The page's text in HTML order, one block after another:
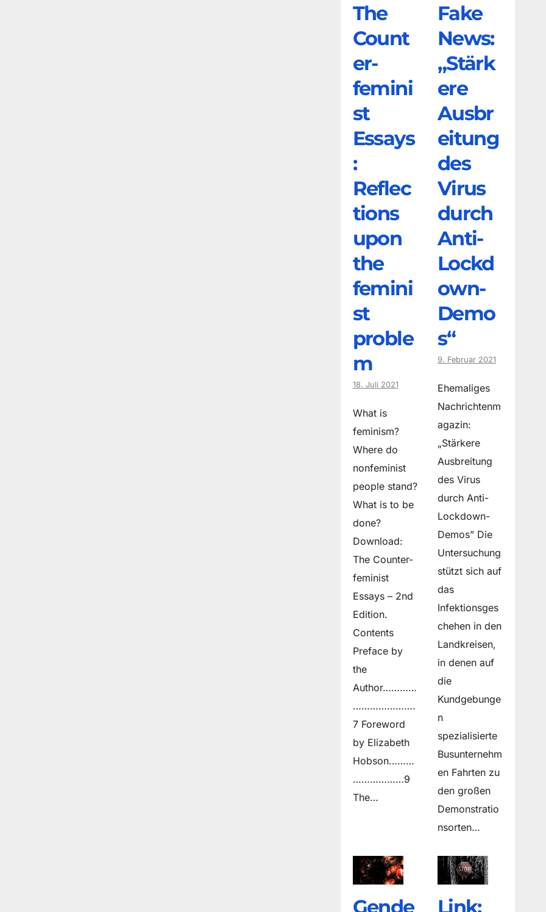
The
Count
er­
femini
st
Essays
:
Reflec
tions
upon
the
femini
st
proble
m
18. Juli 2021
What is
feminism?
Where do
non­feminist
people stand?
What is to be
done?
Download:
The Counter-
feminist
Essays – 2nd
Edition.
Contents
Preface by
the
Author…………
………………….
7 Foreword
by Elizabeth
Hobson………
………………9
The…
Fake
News:
„Stärk
ere
Ausbr
eitung
des
Virus
durch
Anti-
Lockd
own-
Demo
s“
9. Februar 2021
Ehemaliges
Nachrichtenm
agazin:
„Stärkere
Ausbreitung
des Virus
durch Anti-
Lockdown-
Demos” Die
Untersuchung
stützt sich auf
das
Infektionsges
chehen in den
Landkreisen,
in denen auf
die
Kundgebunge
n
spezialisierte
Busunternehm
en Fahrten zu
den großen
Demonstratio
nsorten…
Gende Link: